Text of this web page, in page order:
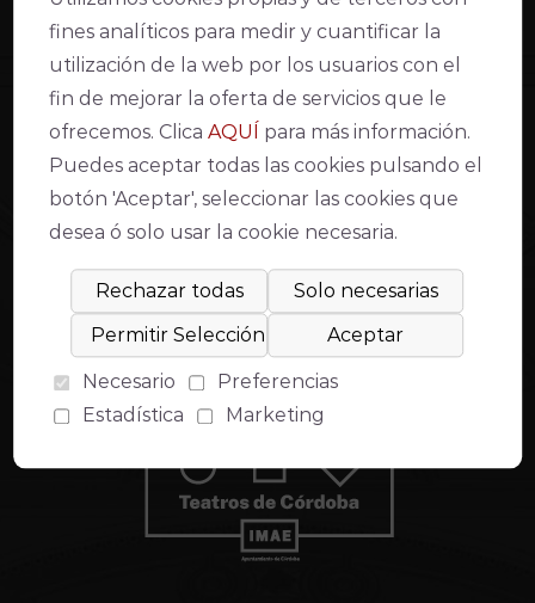
FAQ’s
Venta de localidades
Información y contacto
Punto Violeta
AVISO LEGAL
Condiciones de venta y acceso
Aviso Legal
Política de Privacidad
Política de cookies
Inventario de actividades de tratamiento
Modo lectura fácil
Quiénes somos
Transparencia
Gran Teatro
Teatro de la Axerquía
Teatro Góngora
Apoya al Teatro
fines analíticos para medir y cuantificar la
utilización de la web por los usuarios con el
fin de mejorar la oferta de servicios que le
ofrecemos. ClicaAQUÍ para más información.
Puedes aceptar todas las cookies pulsando el
botón 'Aceptar', seleccionar las cookies que
desea ó solo usar la cookie necesaria.
Necesario
Preferencias
Estadística
Marketing